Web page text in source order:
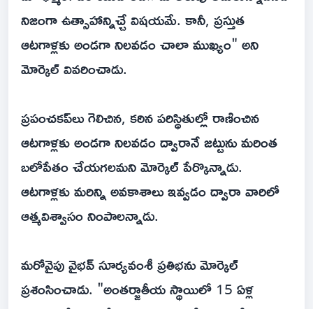
నిజంగా ఉత్సాహాన్నిచ్చే విషయమే. కానీ, ప్రస్తుత
ఆటగాళ్లకు అండగా నిలవడం చాలా ముఖ్యం" అని
మోర్కెల్ వివరించాడు.
ప్రపంచకప్‌లు గెలిచిన, కఠిన పరిస్థితుల్లో రాణించిన
ఆటగాళ్లకు అండగా నిలవడం ద్వారానే జట్టును మరింత
బలోపేతం చేయగలమని మోర్కెల్ పేర్కొన్నాడు.
ఆటగాళ్లకు మరిన్ని అవకాశాలు ఇవ్వడం ద్వారా వారిలో
ఆత్మవిశ్వాసం నింపాలన్నాడు.
మరోవైపు వైభవ్ సూర్యవంశీ ప్రతిభను మోర్కెల్
ప్రశంసించాడు. "అంతర్జాతీయ స్థాయిలో 15 ఏళ్ల